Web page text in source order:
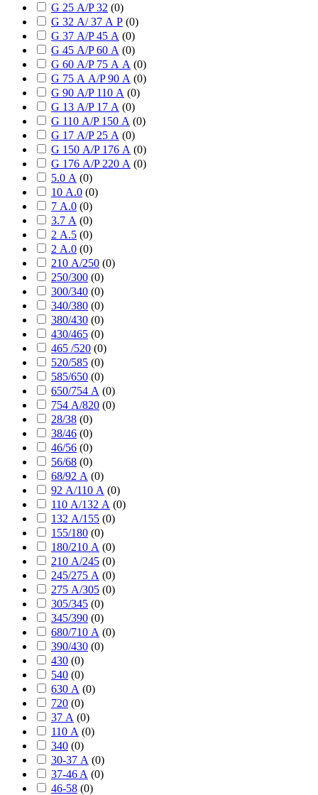
G 25 А/P 32 (0)
G 32 А/ 37 А P (0)
G 37 А/P 45 А (0)
G 45 А/P 60 А (0)
G 60 А/P 75 А А (0)
G 75 А А/P 90 А (0)
G 90 А/P 110 А (0)
G 13 А/P 17 А (0)
G 110 А/P 150 А (0)
G 17 А/P 25 А (0)
G 150 А/P 176 А (0)
G 176 А/P 220 А (0)
5.0 А (0)
10 А.0 (0)
7 А.0 (0)
3.7 А (0)
2 А.5 (0)
2 А.0 (0)
210 А/250 (0)
250/300 (0)
300/340 (0)
340/380 (0)
380/430 (0)
430/465 (0)
465 /520 (0)
520/585 (0)
585/650 (0)
650/754 А (0)
754 А/820 (0)
28/38 (0)
38/46 (0)
46/56 (0)
56/68 (0)
68/92 А (0)
92 А/110 А (0)
110 А/132 А (0)
132 А/155 (0)
155/180 (0)
180/210 А (0)
210 А/245 (0)
245/275 А (0)
275 А/305 (0)
305/345 (0)
345/390 (0)
680/710 А (0)
390/430 (0)
430 (0)
540 (0)
630 А (0)
720 (0)
37 А (0)
110 А (0)
340 (0)
30-37 А (0)
37-46 A (0)
46-58 (0)